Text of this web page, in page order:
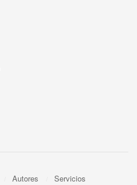
Autores Servicios